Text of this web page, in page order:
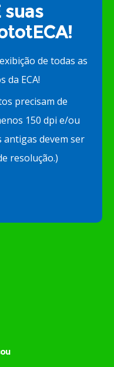
suas
de todas as
da ECA!
precisam de
150 dpi e/ou
devem ser
resolução.)